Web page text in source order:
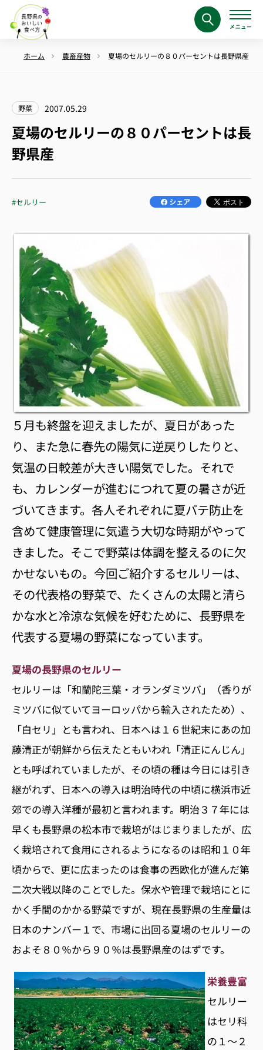
ホーム 農畜産物 夏場のセルリーの８０パーセントは長野県産
野菜 2007.05.29
夏場のセルリーの８０パーセントは長
野県産
#セルリー
５月も終盤を迎えましたが、夏日があった
り、また急に春先の陽気に逆戻りしたりと、
気温の日較差が大きい陽気でした。それで
も、カレンダーが進むにつれて夏の暑さが近
づいてきます。各人それぞれに夏バテ防止を
含めて健康管理に気遣う大切な時期がやって
きました。そこで野菜は体調を整えるのに欠
かせないもの。今回ご紹介するセルリーは、
その代表格の野菜で、たくさんの太陽と清ら
かな水と冷涼な気候を好むために、長野県を
代表する夏場の野菜になっています。
夏場の長野県のセルリー
セルリーは「和蘭陀三葉・オランダミツバ」（香りが
ミツバに似ていてヨーロッパから輸入されたため）、
「白セリ」とも言われ、日本へは１６世紀末にあの加
藤清正が朝鮮から伝えたともいわれ「清正にんじん」
とも呼ばれていましたが、その頃の種は今日には引き
継がれず、日本への導入は明治時代の中頃に横浜市近
郊での導入洋種が最初と言われます。明治３７年には
早くも長野県の松本市で栽培がはじまりましたが、広
く栽培されて食用にされるようになるのは昭和１０年
頃からで、更に広まったのは食事の西欧化が進んだ第
二次大戦以降のことでした。保水や管理で栽培にとに
かく手間のかかる野菜ですが、現在長野県の生産量は
日本のナンバー１で、市場に出回る夏場のセルリーの
およそ８０％から９０％は長野県産のはずです。
栄養豊富
セルリー
はセリ科
の１〜２